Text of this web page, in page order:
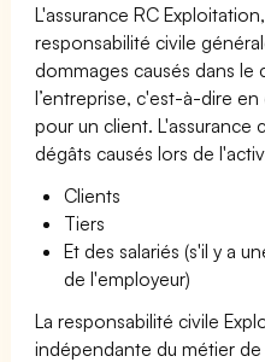
L'assurance RC
responsabilité civile
dommages causés dans le
l’entreprise, c'est-à-dire
pour un client. L'assurance
dégâts causés lors de
Clients
Tiers
Et des salariés (s'il y a
de l'employeur)
La responsabilité civile
indépendante du métier